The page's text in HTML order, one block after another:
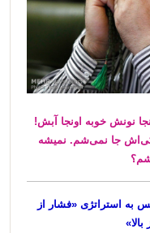
نونش خوبه اونجا آبش!
جا نمی‌شم. نمیشه
به استراتژی «فشار از